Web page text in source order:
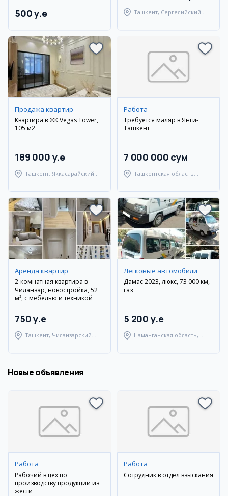
500 y.e
Ташкент, Сергелийский
Продажа квартир
Квартира в ЖК Vegas Tower,
105 м2
189 000 y.e
Ташкент, Яккасарайский
Работа
Требуется маляр в Янги-
Ташкент
7 000 000 сум
Ташкентская область,
Аренда квартир
2-комнатная квартира в
Чиланзар, новостройка, 52
м², с мебелью и техникой
750 y.e
Ташкент, Чиланзарский
Легковые автомобили
Дамас 2023, люкс, 73 000 км,
газ
5 200 y.e
Наманганская область,
Новые объявления
Работа
Рабочий в цех по
производству продукции из
жести
Работа
Сотрудник в отдел взыскания